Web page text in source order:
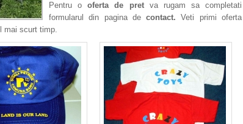
Pentru ooferta de pret va rugam sa completati
formularul din pagina decontact.Veti primi oferta
mai scurt timp.